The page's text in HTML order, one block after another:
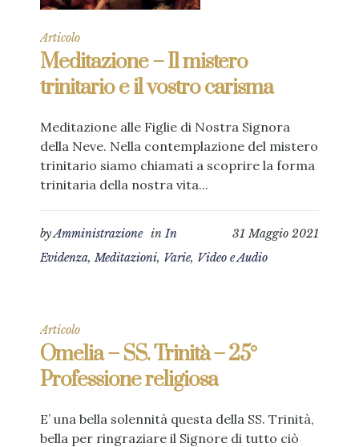
Articolo
Meditazione – Il mistero
trinitario e il vostro carisma
Meditazione alle Figlie di Nostra Signora
della Neve. Nella contemplazione del mistero
trinitario siamo chiamati a scoprire la forma
trinitaria della nostra vita...
31 Maggio 2021
byAmministrazione inIn
Evidenza,Meditazioni, Varie, Video e Audio
Articolo
Omelia – SS. Trinità – 25°
Professione religiosa
E’ una bella solennità questa della SS. Trinità,
bella per ringraziare il Signore di tutto ciò